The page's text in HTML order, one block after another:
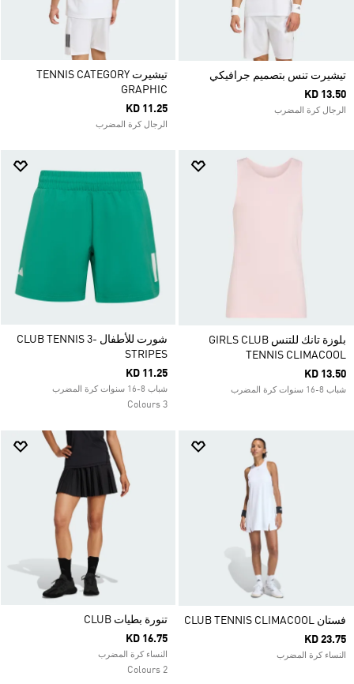
تيشيرت تنس بتصميم جرافيكي
KD 13.50
الرجال كرة المضرب
تيشيرت TENNIS CATEGORY
GRAPHIC
KD 11.25
الرجال كرة المضرب
بلوزة تانك للتنس GIRLS CLUB
TENNIS CLIMACOOL
KD 13.50
شباب 8-16 سنوات كرة المضرب
شورت للأطفال CLUB TENNIS 3-
STRIPES
KD 11.25
شباب 8-16 سنوات كرة المضرب
3 Colours
فستان CLUB TENNIS CLIMACOOL
KD 23.75
النساء كرة المضرب
تنورة بطيات CLUB
KD 16.75
النساء كرة المضرب
2 Colours